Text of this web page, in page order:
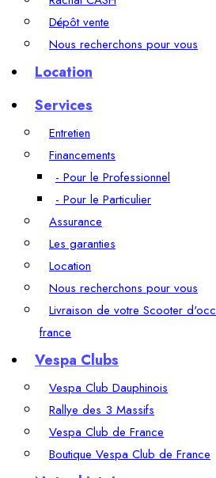
Dépôt vente
Nous recherchons pour vous
Location
Services
Entretien
Financements
- Pour le Professionnel
- Pour le Particulier
Assurance
Les garanties
Location
Nous recherchons pour vous
Livraison de votre Scooter
france
Vespa Clubs
Vespa Club Dauphinois
Rallye des 3 Massifs
Vespa Club de France
Boutique Vespa Club de France